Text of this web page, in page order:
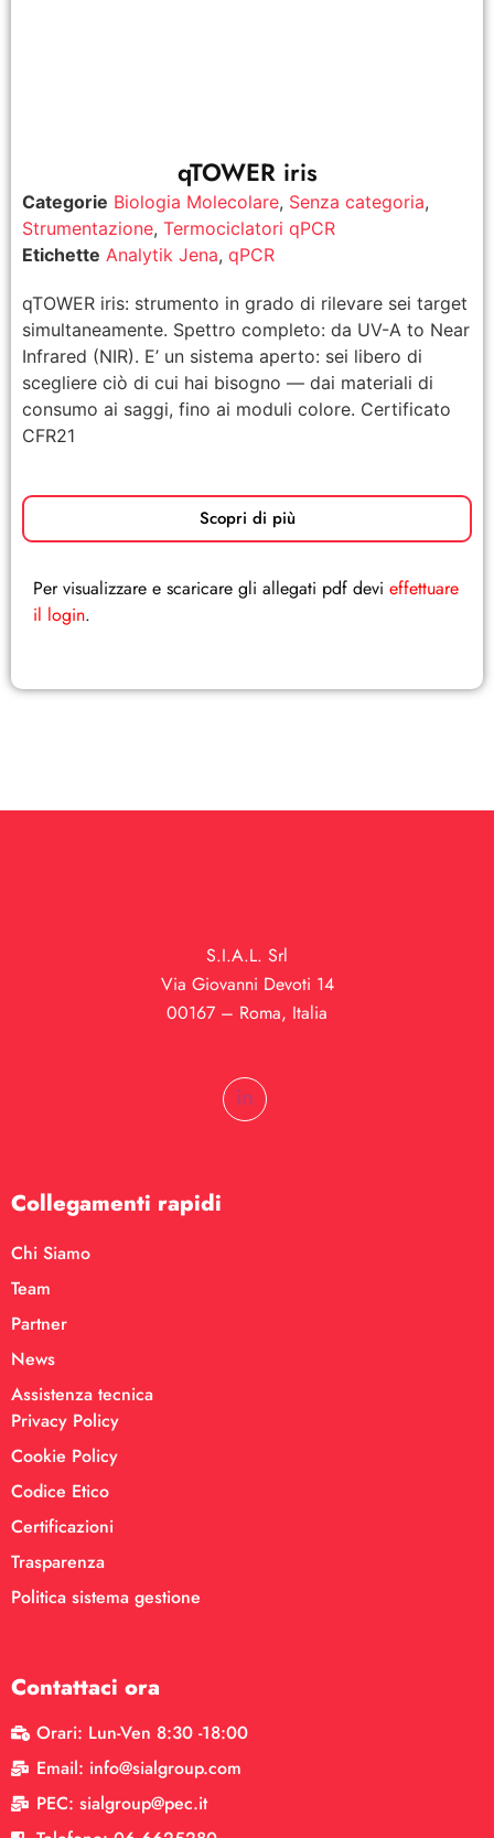
qTOWER iris
Categorie Biologia Molecolare, Senza categoria,
Strumentazione, Termociclatori qPCR
Etichette Analytik Jena, qPCR
qTOWER iris: strumento in grado di rilevare sei target
simultaneamente. Spettro completo: da UV-A to Near
Infrared (NIR). E’ un sistema aperto: sei libero di
scegliere ciò di cui hai bisogno — dai materiali di
consumo ai saggi, fino ai moduli colore. Certificato
CFR21
Scopri di più
Per visualizzare e scaricare gli allegati pdf devi effettuare
il login.
S.I.A.L. Srl
Via Giovanni Devoti 14
00167 – Roma, Italia
Collegamenti rapidi
Chi Siamo
Team
Partner
News
Assistenza tecnica
Privacy Policy
Cookie Policy
Codice Etico
Certificazioni
Trasparenza
Politica sistema gestione
Contattaci ora
Orari: Lun-Ven 8:30 -18:00
Email: info@sialgroup.com
PEC: sialgroup@pec.it